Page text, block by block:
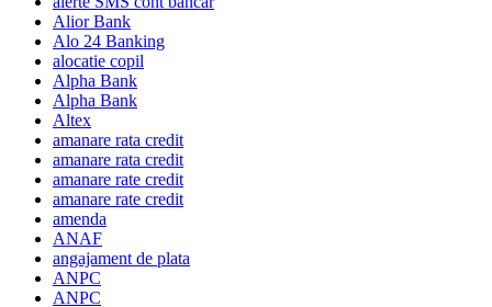
Alior Bank
Alo 24 Banking
alocatie copil
Alpha Bank
Alpha Bank
Altex
amanare rata credit
amanare rata credit
amanare rate credit
amanare rate credit
amenda
ANAF
angajament de plata
ANPC
ANPC